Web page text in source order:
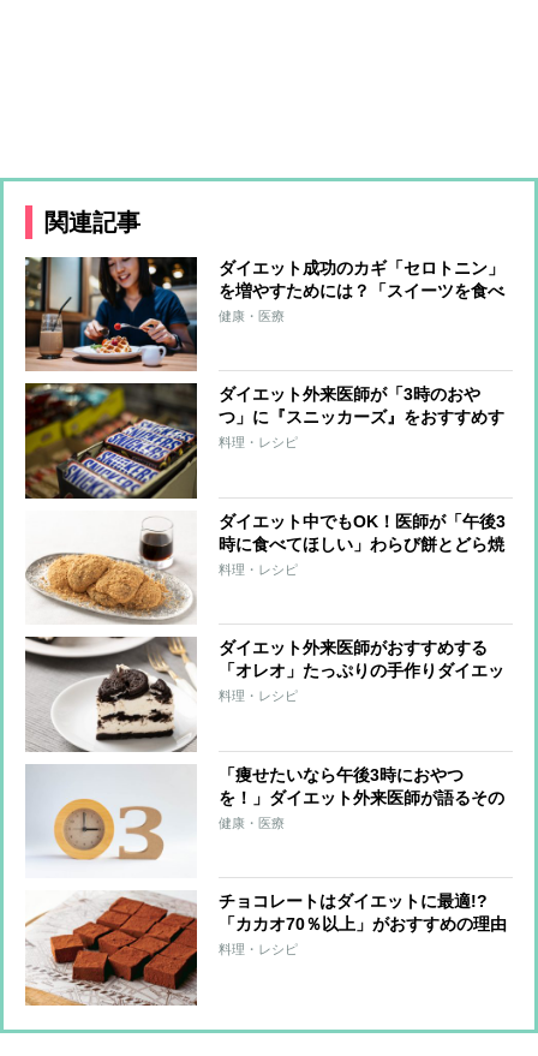
関連記事
ダイエット成功のカギ「セロトニン」
を増やすためには？「スイーツを食べ
る」「噛む」「泣く」など7つの方法
健康・医療
ダイエット外来医師が「3時のおや
つ」に『スニッカーズ』をおすすめす
る理由
料理・レシピ
ダイエット中でもOK！医師が「午後3
時に食べてほしい」わらび餅とどら焼
きのレシピ
料理・レシピ
ダイエット外来医師がおすすめする
「オレオ」たっぷりの手作りダイエッ
トスイーツ
料理・レシピ
「痩せたいなら午後3時におやつ
を！」ダイエット外来医師が語るその
理由
健康・医療
チョコレートはダイエットに最適!?
「カカオ70％以上」がおすすめの理由
を医師が解説
料理・レシピ